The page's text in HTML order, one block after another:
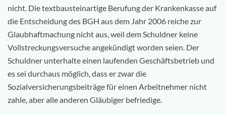
nicht. Die textbausteinartige Berufung der Krankenkasse auf
die Entscheidung des BGH aus dem Jahr 2006 reiche zur
Glaubhaftmachung nicht aus, weil dem Schuldner keine
Vollstreckungsversuche angekündigt worden seien. Der
Schuldner unterhalte einen laufenden Geschäftsbetrieb und
es sei durchaus möglich, dass er zwar die
Sozialversicherungsbeiträge für einen Arbeitnehmer nicht
zahle, aber alle anderen Gläubiger befriedige.